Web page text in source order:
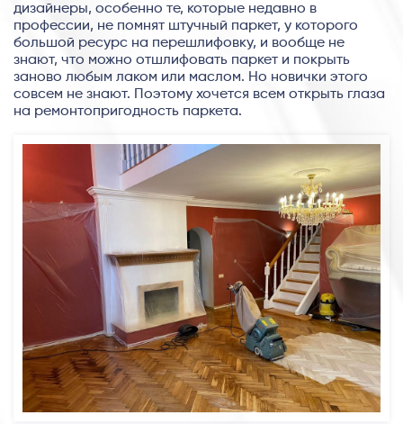
дизайнеры, особенно те, которые недавно в
профессии, не помнят штучный паркет, у которого
большой ресурс на перешлифовку, и вообще не
знают, что можно отшлифовать паркет и покрыть
заново любым лаком или маслом. Но новички этого
совсем не знают. Поэтому хочется всем открыть глаза
на ремонтопригодность паркета.